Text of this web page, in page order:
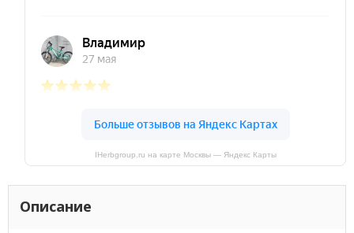
IHerbgroup.ru на карте Москвы — Яндекс Карты
Описание